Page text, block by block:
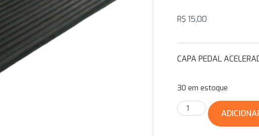
R$ 15,00
CAPA PEDAL
30 em estoque